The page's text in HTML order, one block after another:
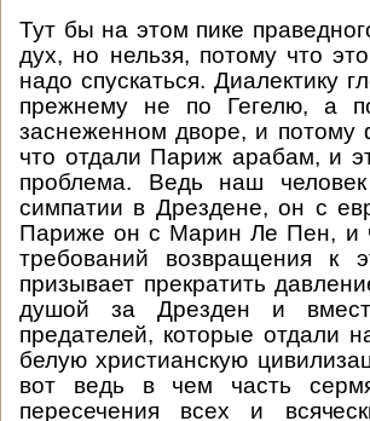
Тут бы на этом пике
дух, но нельзя, потому что
надо спускаться. Диалектику
прежнему не по Гегелю, а
заснеженном дворе, и
что отдали Париж арабам, и
проблема. Ведь наш
симпатии в Дрездене, он с
Париже он с Марин Ле Пен, и
требований возвращения к
призывает прекратить
душой за Дрезден и
предателей, которые
белую христианскую
вот ведь в чем часть
пересечения всех и